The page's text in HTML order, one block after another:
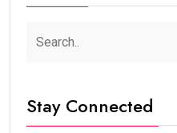
Stay Connected